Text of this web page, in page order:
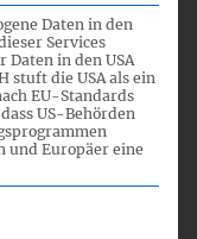
der EU-
hat die EU-
zu den
desStandards
Standard,
Daten in den
Services
in den USA
stuft die USA als ein
EU-Standards
US-Behörden
und Europäer eine
für die eine